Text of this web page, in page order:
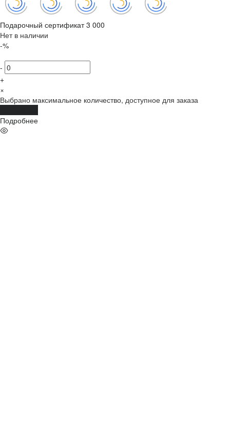
Подарочный сертификат 3 000
Нет в наличии
-%
-
+
×
Выбрано максимальное количество, доступное для заказа
Подробнее